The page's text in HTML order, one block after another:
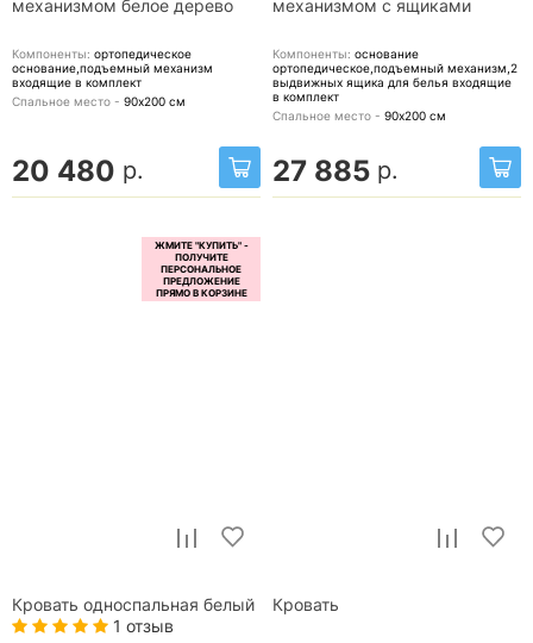
механизмом белое дерево
Компоненты: ортопедическое
основание,подъемный механизм
входящие в комплект
Спальное место - 90х200 см
20 480 р.
механизмом с ящиками
Компоненты: основание
ортопедическое,подъемный механизм,2
выдвижных ящика для белья входящие
в комплект
Спальное место - 90х200 см
27 885 р.
Кровать односпальная белый
1 отзыв
Кровать